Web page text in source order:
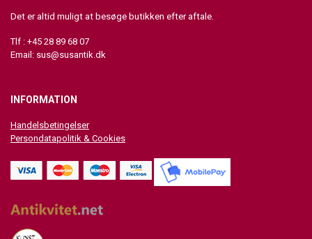
Det er altid muligt at besøge butikken efter aftale.
Tlf : +45 28 89 68 07
Email: sus@susantik.dk
INFORMATION
Handelsbetingelser
Persondatapolitik & Cookies